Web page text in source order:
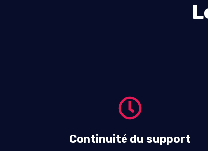
Continuité du support